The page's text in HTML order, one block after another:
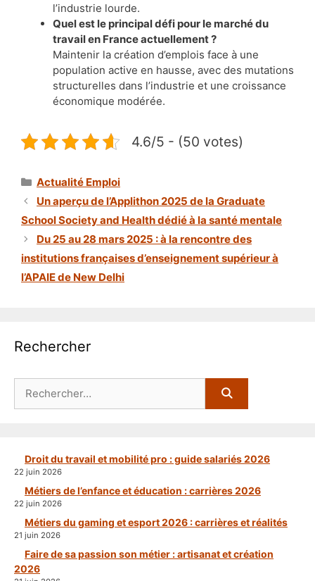
l’industrie lourde.
Quel est le principal défi pour le marché du
travail en France actuellement ?
Maintenir la création d’emplois face à une
population active en hausse, avec des mutations
structurelles dans l’industrie et une croissance
économique modérée.
4.6/5 - (50 votes)
Catégories
Actualité Emploi
Un aperçu de l’Applithon 2025 de la Graduate
School Society and Health dédié à la santé mentale
Du 25 au 28 mars 2025 : à la rencontre des
institutions françaises d’enseignement supérieur à
l’APAIE de New Delhi
Rechercher
Droit du travail et mobilité pro : guide salariés 2026
22 juin 2026
Métiers de l’enfance et éducation : carrières 2026
22 juin 2026
Métiers du gaming et esport 2026 : carrières et réalités
21 juin 2026
Faire de sa passion son métier : artisanat et création
2026